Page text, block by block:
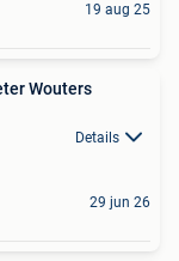
19 aug 25
Wouters
Details
29 jun 26